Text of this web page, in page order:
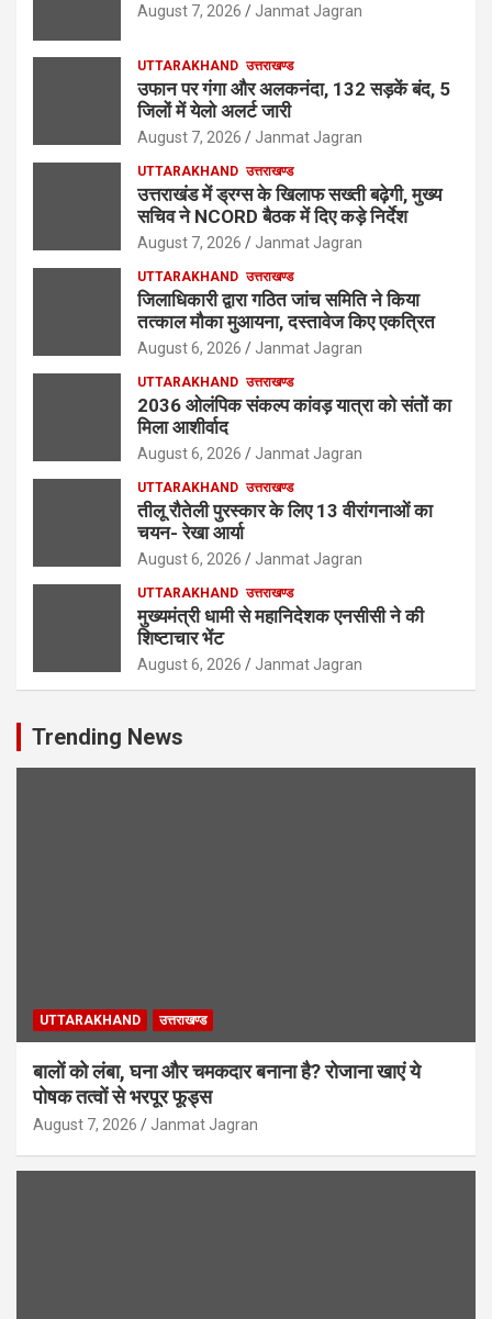
August 7, 2026 Janmat Jagran
UTTARAKHAND उत्तराखण्ड
उफान पर गंगा और अलकनंदा, 132 सड़कें बंद, 5
जिलों में येलो अलर्ट जारी
August 7, 2026 Janmat Jagran
UTTARAKHAND उत्तराखण्ड
उत्तराखंड में ड्रग्स के खिलाफ सख्ती बढ़ेगी, मुख्य
सचिव ने NCORD बैठक में दिए कड़े निर्देश
August 7, 2026 Janmat Jagran
UTTARAKHAND उत्तराखण्ड
जिलाधिकारी द्वारा गठित जांच समिति ने किया
तत्काल मौका मुआयना, दस्तावेज किए एकत्रित
August 6, 2026 Janmat Jagran
UTTARAKHAND उत्तराखण्ड
2036 ओलंपिक संकल्प कांवड़ यात्रा को संतों का
मिला आशीर्वाद
August 6, 2026 Janmat Jagran
UTTARAKHAND उत्तराखण्ड
तीलू रौतेली पुरस्कार के लिए 13 वीरांगनाओं का
चयन- रेखा आर्या
August 6, 2026 Janmat Jagran
UTTARAKHAND उत्तराखण्ड
मुख्यमंत्री धामी से महानिदेशक एनसीसी ने की
शिष्टाचार भेंट
August 6, 2026 Janmat Jagran
Trending News
UTTARAKHAND उत्तराखण्ड
बालों को लंबा, घना और चमकदार बनाना है? रोजाना खाएं ये
पोषक तत्वों से भरपूर फूड्स
August 7, 2026 Janmat Jagran